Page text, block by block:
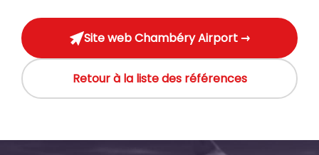
Site web Chambéry Airport →
Retour à la liste des références